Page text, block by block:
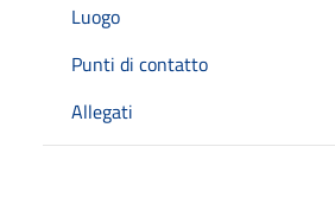
Luogo
Punti di contatto
Allegati